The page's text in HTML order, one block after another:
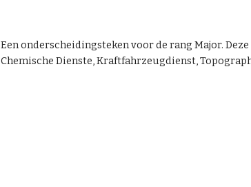
Eenonderscheidingsteken voor de rang Major.
Chemische Dienste, Kraftfahrzeugdienst,